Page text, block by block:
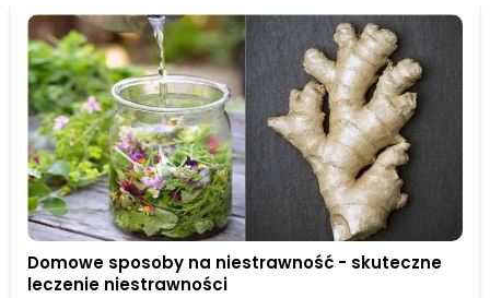
Domowe sposoby na niestrawność - skuteczne
leczenie niestrawności